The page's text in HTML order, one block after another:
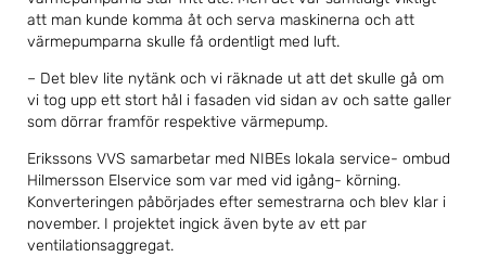
att man kunde komma åt och serva maskinerna och att
värmepumparna skulle få ordentligt med luft.
– Det blev lite nytänk och vi räknade ut att det skulle gå om
vi tog upp ett stort hål i fasaden vid sidan av och satte galler
som dörrar framför respektive värmepump.
Erikssons VVS samarbetar med NIBEs lokala service- ombud
Hilmersson Elservice som var med vid igång- körning.
Konverteringen påbörjades efter semestrarna och blev klar i
november. I projektet ingick även byte av ett par
ventilationsaggregat.